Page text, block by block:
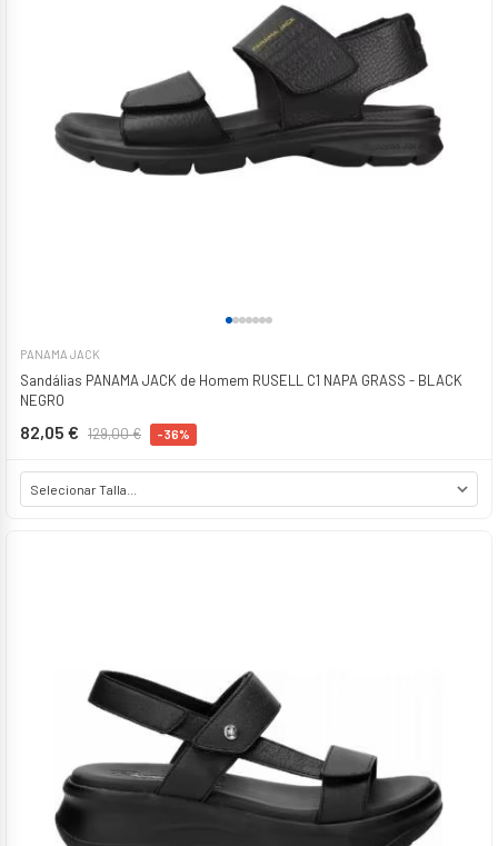
PANAMA JACK
Sandálias PANAMA JACK de Homem RUSELL C1 NAPA GRASS - BLACK
NEGRO
82,05 € 129,00 € -36%